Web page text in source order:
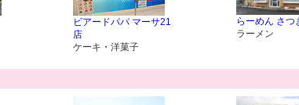
ビアードパパ マーサ21
店
ケーキ・洋菓子
らーめん さつ
ラーメン